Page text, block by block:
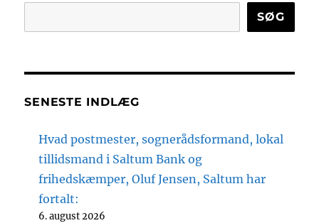
SØG
SENESTE INDLÆG
Hvad postmester, sognerådsformand, lokal
tillidsmand i Saltum Bank og
frihedskæmper, Oluf Jensen, Saltum har
fortalt:
6. august 2026